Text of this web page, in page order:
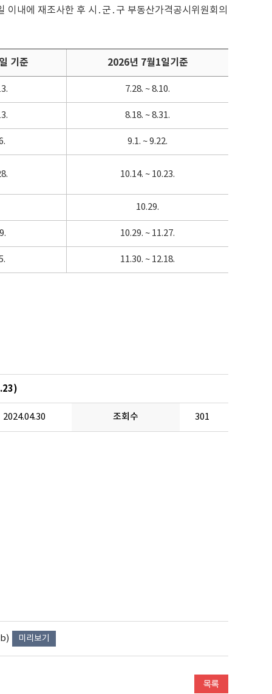
내에 재조사한 후 시․군․구 부동산가격공시위원회의
기준 2026년 7월1일기준
7.28. ~ 8.10.
8.18. ~ 8.31.
9.1. ~ 9.22.
10.14. ~ 10.23.
10.29.
10.29. ~ 11.27.
11.30. ~ 12.18.
2024.04.30 조회수 301
미리보기